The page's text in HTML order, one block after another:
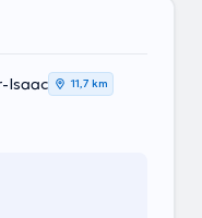
Isaac 11,7 km